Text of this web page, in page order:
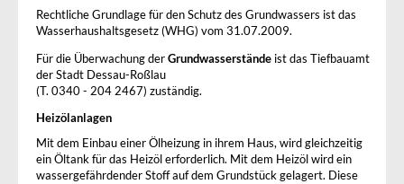
Rechtliche Grundlage für den Schutz des Grundwassers ist das
Wasserhaushaltsgesetz (WHG) vom 31.07.2009.
Für die Überwachung der Grundwasserstände ist das Tiefbauamt
der Stadt Dessau-Roßlau
(T. 0340 - 204 2467) zuständig.
Heizölanlagen
Mit dem Einbau einer Ölheizung in ihrem Haus, wird gleichzeitig
ein Öltank für das Heizöl erforderlich. Mit dem Heizöl wird ein
wassergefährdender Stoff auf dem Grundstück gelagert. Diese